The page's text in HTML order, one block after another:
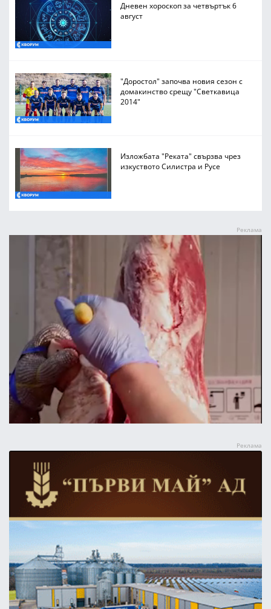
Дневен хороскоп за четвъртък 6
август
"Доростол" започва новия сезон с
домакинство срещу "Светкавица
2014"
Изложбата "Реката" свързва чрез
изкуството Силистра и Русе